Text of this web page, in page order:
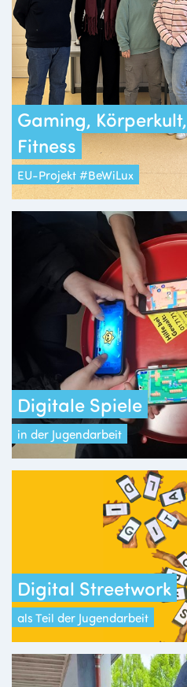
Gaming, Körperkult,
Fitness
EU-Projekt #BeWiLux
Digitale Spiele
in der Jugendarbeit
Digital Streetwork
als Teil der Jugendarbeit